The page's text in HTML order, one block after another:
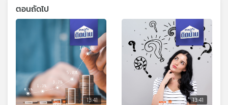
ตอนถัดไป
13:41 13:41